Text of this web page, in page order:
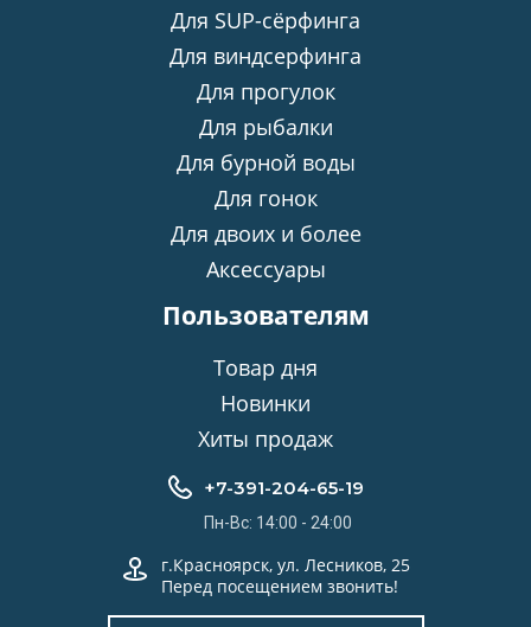
Для SUP-сёрфинга
Для виндсерфинга
Для прогулок
Для рыбалки
Для бурной воды
Для гонок
Для двоих и более
Аксессуары
Пользователям
Товар дня
Новинки
Хиты продаж
+7-391-204-65-19
Пн-Вс: 14:00 - 24:00
г.Красноярск, ул. Лесников, 25
Перед посещением звонить!